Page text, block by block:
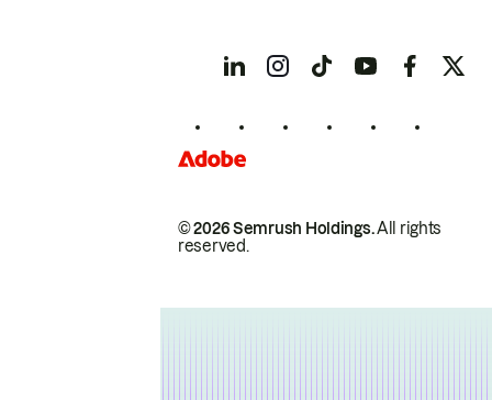
© 2026 Semrush Holdings.All rights
reserved.